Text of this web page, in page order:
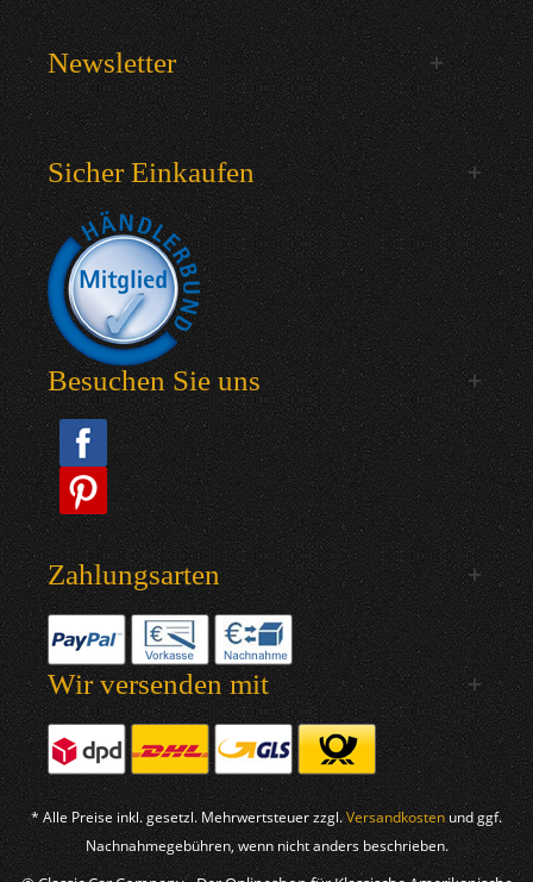
Newsletter
Sicher Einkaufen
Besuchen Sie uns
Zahlungsarten
Wir versenden mit
* Alle Preise inkl. gesetzl. Mehrwertsteuer zzgl.Versandkosten und ggf.
Nachnahmegebühren, wenn nicht anders beschrieben.